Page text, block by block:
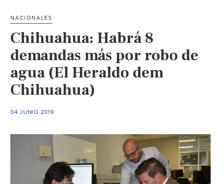
en
la
colonia
Coahuila
(Multimedios)
NACIONALES
Chihuahua: Habrá 8
demandas más por robo de
agua (El Heraldo dem
Chihuahua)
04 JUNIO 2019